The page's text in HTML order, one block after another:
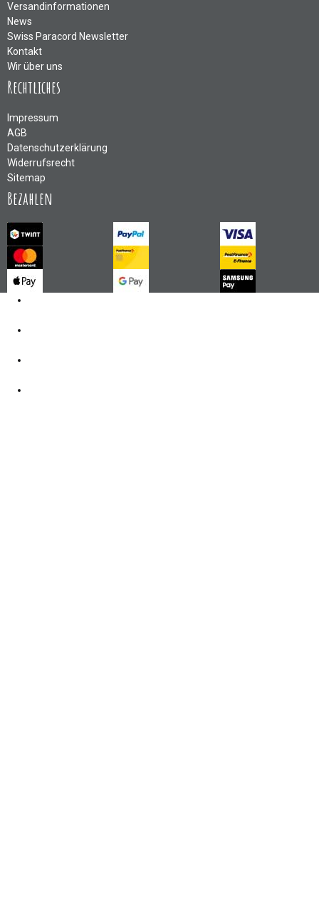
Versandinformationen
News
Swiss Paracord Newsletter
Kontakt
Wir über uns
Rechtliches
Impressum
AGB
Datenschutzerklärung
Widerrufsrecht
Sitemap
Bezahlen